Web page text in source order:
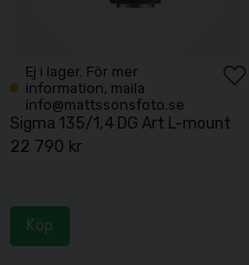
Ej i lager. För mer
information, maila
info@mattssonsfoto.se
Sigma 135/1,4 DG Art L-mount
22 790 kr
Köp